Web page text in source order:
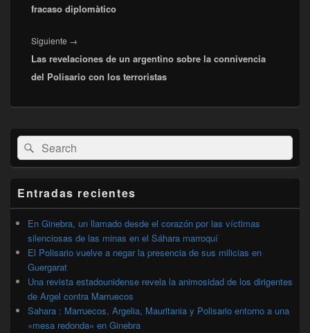
fracaso diplomàtico
Siguiente →
siguiente:
Las revelaciones de un argentino sobre la connivencia
del Polisario con los terroristas
El
área
de
lateral
primaria
Buscar
por:
Buscar
Entradas recientes
En Ginebra, un llamado desde el corazón por las víctimas
silenciosas de las minas en el Sáhara marroquí
El Polisario vuelve a negar la presencia de sus milicias en
Guergarat
Una revista estadounidense revela la animosidad de los dirigentes
de Argel contra Marruecos
Sahara : Marruecos, Argelia, Mauritania y Polisario entorno a una
«mesa redonda» en Ginebra